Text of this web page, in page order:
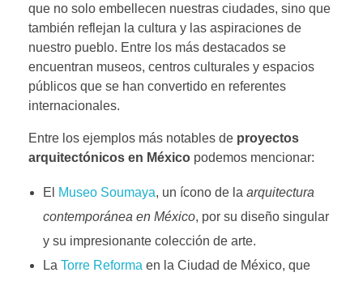
que no solo embellecen nuestras ciudades, sino que
también reflejan la cultura y las aspiraciones de
nuestro pueblo. Entre los más destacados se
encuentran museos, centros culturales y espacios
públicos que se han convertido en referentes
internacionales.
Entre los ejemplos más notables de proyectos
arquitectónicos en México podemos mencionar:
El Museo Soumaya, un ícono de la arquitectura
contemporánea en México, por su diseño singular
y su impresionante colección de arte.
La Torre Reforma en la Ciudad de México, que